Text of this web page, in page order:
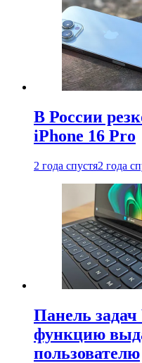
В России
iPhone 16 Pro
2 года спустя2 года
Панель
функцию
пользователю